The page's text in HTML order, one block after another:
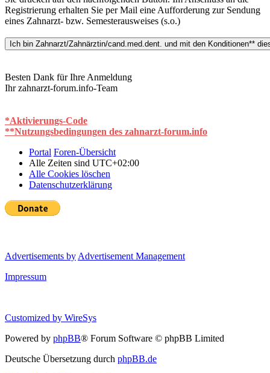
Registrierung erhalten Sie per Mail eine Aufforderung zur Sendung
eines Zahnarzt- bzw. Semesterausweises (s.o.)
Besten Dank für Ihre Anmeldung
Ihr zahnarzt-forum.info-Team
*Aktivierungs-Code
**Nutzungsbedingungen des zahnarzt-forum.info
Portal Foren-Übersicht
Alle Zeiten sind UTC+02:00
Alle Cookies löschen
Datenschutzerklärung
Advertisements by Advertisement Management
Impressum
Customized by WireSys
Powered by phpBB® Forum Software © phpBB Limited
Deutsche Übersetzung durch phpBB.de